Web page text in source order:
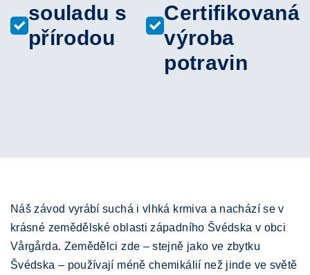
souladu s
přírodou
Certifikovaná
výroba
potravin
Náš závod vyrábí suchá i vlhká krmiva a nachází se v
krásné zemědělské oblasti západního Švédska v obci
Vårgårda. Zemědělci zde – stejně jako ve zbytku
Švédska – používají méně chemikálií než jinde ve světě